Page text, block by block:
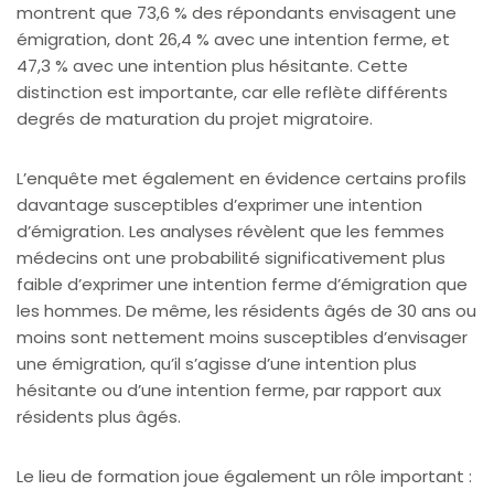
montrent que 73,6 % des répondants envisagent une
émigration, dont 26,4 % avec une intention ferme, et
47,3 % avec une intention plus hésitante. Cette
distinction est importante, car elle reflète différents
degrés de maturation du projet migratoire.
L’enquête met également en évidence certains profils
davantage susceptibles d’exprimer une intention
d’émigration. Les analyses révèlent que les femmes
médecins ont une probabilité significativement plus
faible d’exprimer une intention ferme d’émigration que
les hommes. De même, les résidents âgés de 30 ans ou
moins sont nettement moins susceptibles d’envisager
une émigration, qu’il s’agisse d’une intention plus
hésitante ou d’une intention ferme, par rapport aux
résidents plus âgés.
Le lieu de formation joue également un rôle important :